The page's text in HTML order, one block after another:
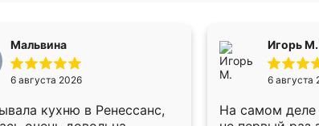
Мальвина
6 августа 2026
кухню в Ренессанс,
Игорь М.
6 августа
На самом деле